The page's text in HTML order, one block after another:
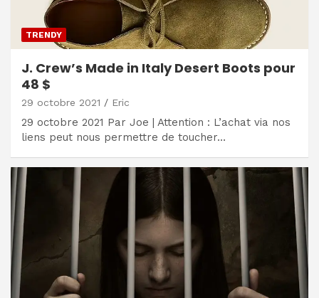
TRENDY
J. Crew’s Made in Italy Desert Boots pour
48 $
29 octobre 2021 Eric
29 octobre 2021 Par Joe | Attention : L’achat via nos
liens peut nous permettre de toucher…